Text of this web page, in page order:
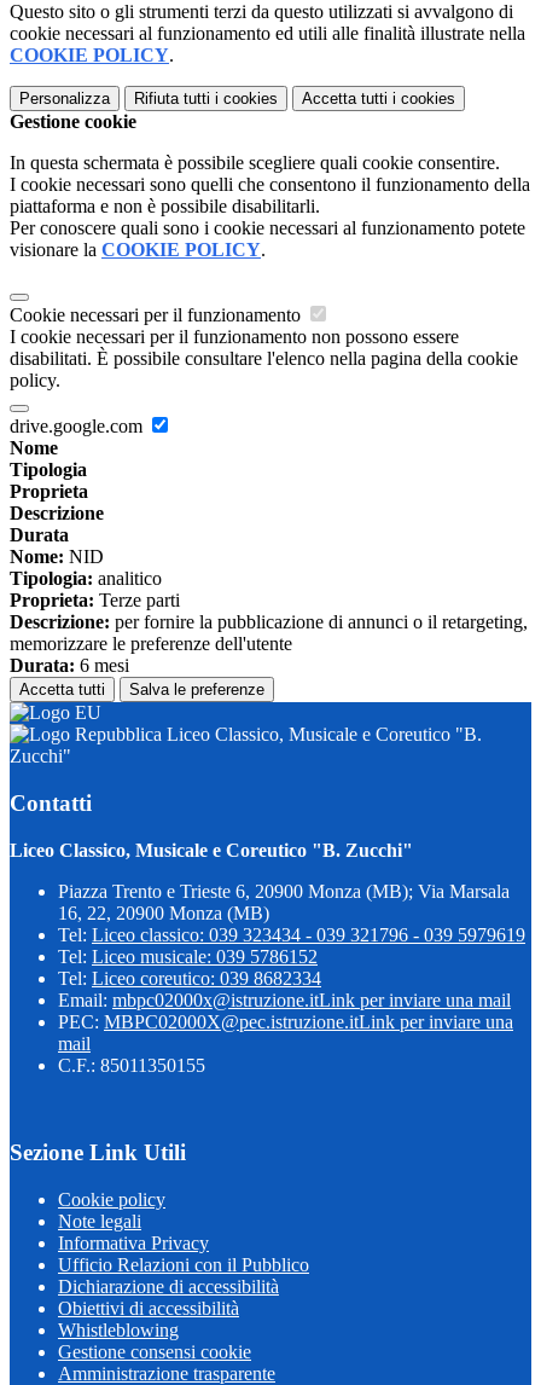
Questo sito o gli strumenti terzi da questo utilizzati si avvalgono di
cookie necessari al funzionamento ed utili alle finalità illustrate nella
COOKIE POLICY.
Personalizza Rifiuta tutti i cookies Accetta tutti i cookies
Gestione cookie
In questa schermata è possibile scegliere quali cookie consentire.
I cookie necessari sono quelli che consentono il funzionamento della
piattaforma e non è possibile disabilitarli.
Per conoscere quali sono i cookie necessari al funzionamento potete
visionare la COOKIE POLICY.
Cookie necessari per il funzionamento
I cookie necessari per il funzionamento non possono essere
disabilitati. È possibile consultare l'elenco nella pagina della cookie
policy.
drive.google.com
Nome
Tipologia
Proprieta
Descrizione
Durata
Nome: NID
Tipologia: analitico
Proprieta: Terze parti
Descrizione: per fornire la pubblicazione di annunci o il retargeting,
memorizzare le preferenze dell'utente
Durata: 6 mesi
Accetta tutti Salva le preferenze
Liceo Classico, Musicale e Coreutico "B.
Zucchi"
Contatti
Liceo Classico, Musicale e Coreutico "B. Zucchi"
Piazza Trento e Trieste 6, 20900 Monza (MB); Via Marsala
16, 22, 20900 Monza (MB)
Tel: Liceo classico: 039 323434 - 039 321796 - 039 5979619
Tel: Liceo musicale: 039 5786152
Tel: Liceo coreutico: 039 8682334
Email: mbpc02000x@istruzione.itLink per inviare una mail
PEC: MBPC02000X@pec.istruzione.itLink per inviare una
mail
C.F.: 85011350155
Sezione Link Utili
Cookie policy
Note legali
Informativa Privacy
Ufficio Relazioni con il Pubblico
Dichiarazione di accessibilità
Obiettivi di accessibilità
Whistleblowing
Gestione consensi cookie
Amministrazione trasparente